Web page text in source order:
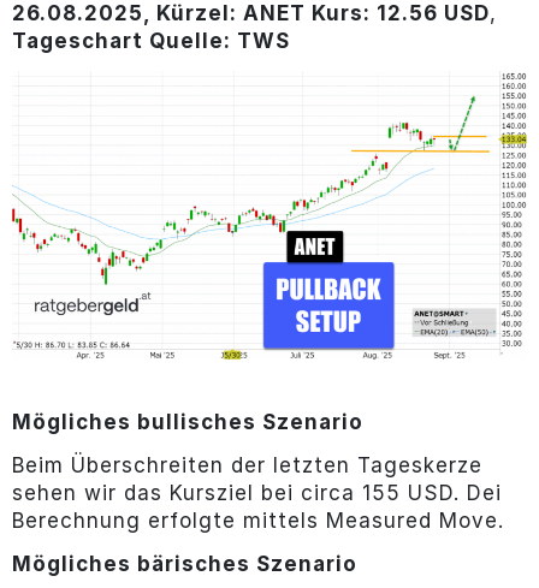
26.08.2025, Kürzel: ANET Kurs: 12.56 USD,
Tageschart Quelle: TWS
Mögliches bullisches Szenario
Beim Überschreiten der letzten Tageskerze
sehen wir das Kursziel bei circa 155 USD. Dei
Berechnung erfolgte mittels Measured Move.
Mögliches bärisches Szenario